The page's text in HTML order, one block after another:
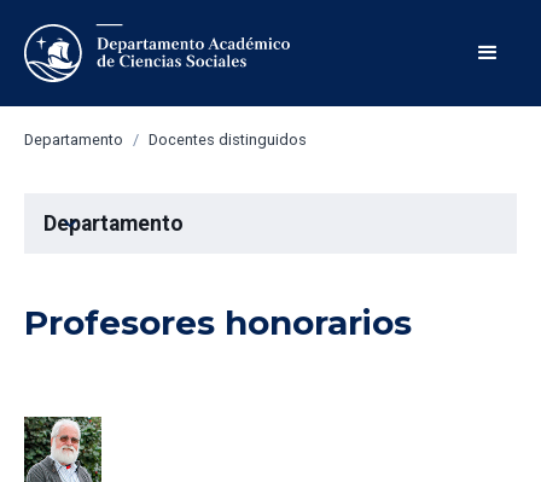
Departamento / Docentes distinguidos
Departamento
expand_more
Profesores honorarios